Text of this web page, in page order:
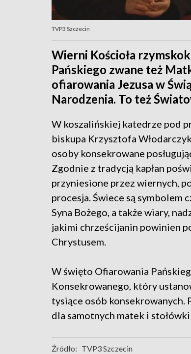
TVP3 Szczecin
Wierni Kościoła
Pańskiego zwane też
ofiarowania Jezusa w
Narodzenia. To też
W koszalińskiej katedrze pod
biskupa Krzysztofa
osoby konsekrowane
Zgodnie z tradycją kapłan
przyniesione przez wiernych,
procesja. Świece są symbolem
Syna Bożego, a także wiary,
jakimi chrześcijanin powinien
Chrystusem.
W święto Ofiarowania
Konsekrowanego, który
tysiące osób konsekrowanych.
dla samotnych matek i
Źródło: TVP3 Szczecin